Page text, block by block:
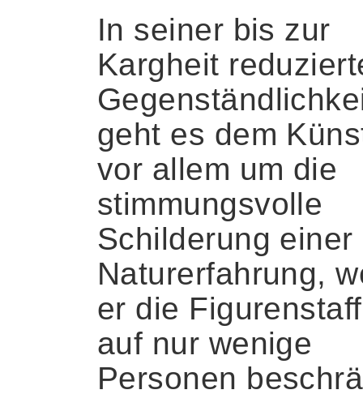
In seiner bis zur
Kargheit
geht es dem
vor allem um die
stimmungsvolle
Schilderung einer
Naturerfahrung,
er die
auf nur wenige
Personen